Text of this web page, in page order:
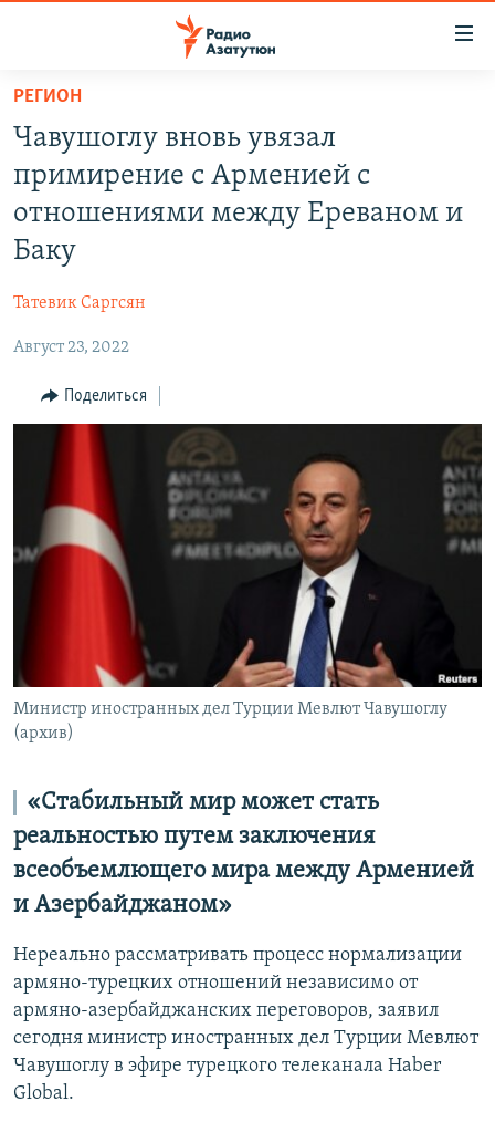
Перейти
основному
содержанию
Перейти
основной
Перейти
НОВОСТИ
ПОЛИТИКА
ОБЩЕСТВО
НАГОРНЫЙ КАРАБАХ
КУЛЬТУРА
Հայերեն
Все сайты Радио Азатутюн
РЕГИОН
Чавушоглу вновь увязал
примирение с Арменией с
отношениями между Ереваном и
Баку
Татевик Саргсян
Август 23, 2022
Поделиться
Министр иностранных дел Турции Мевлют Чавушоглу
(архив)
«Стабильный мир может стать
реальностью путем заключения
всеобъемлющего мира между Арменией
и Азербайджаном»
Нереально рассматривать процесс нормализации
армяно-турецких отношений независимо от
армяно-азербайджанских переговоров, заявил
сегодня министр иностранных дел Турции Мевлют
Чавушоглу в эфире турецкого телеканала Haber
Global.